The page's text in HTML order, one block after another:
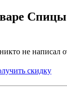
не написал
скидку